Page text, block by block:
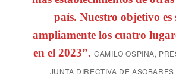
país. Nuestro objetivo es
ampliamente los cuatro
en el 2023”. CAMILO OSPINA,
JUNTA DIRECTIVA DE